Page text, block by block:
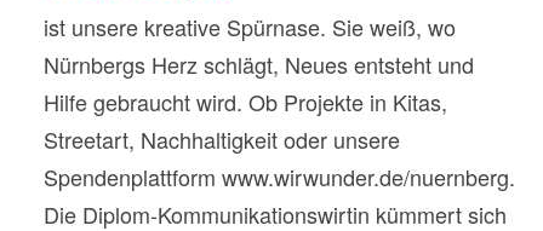
ist unsere kreative Spürnase. Sie weiß, wo
Nürnbergs Herz schlägt, Neues entsteht und
Hilfe gebraucht wird. Ob Projekte in Kitas,
Streetart, Nachhaltigkeit oder unsere
Spendenplattform www.wirwunder.de/nuernberg.
Die Diplom-Kommunikationswirtin kümmert sich